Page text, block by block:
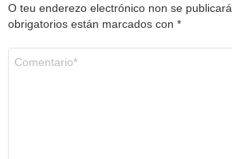
O teu enderezo electrónico non se publicará
obrigatorios están marcados con *